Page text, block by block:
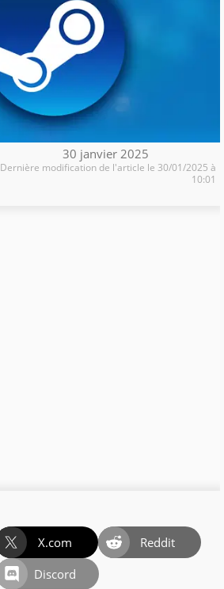
30 janvier 2025
Dernière modification de l'article le 30/01/2025 à
10:01
X.com
Reddit
Discord